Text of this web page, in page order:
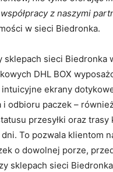
z naszymi
w sieci Biedronka.
sieci Biedronka
DHL BOX
ekrany
odbioru paczek –
przesyłki oraz
To pozwala klientom
o dowolnej porze,
sklepach sieci